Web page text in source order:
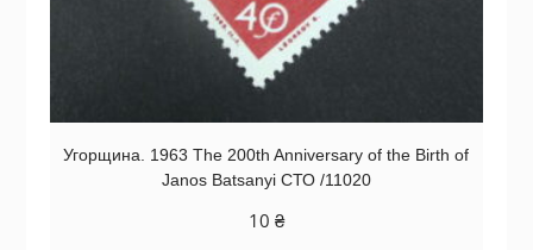
Угорщина. 1963 The 200th Anniversary of the Birth of
Janos Batsanyi СТО /11020
10 ₴